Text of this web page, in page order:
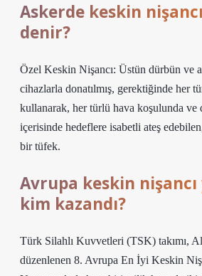
Askerde keskin
denir?
Özel Keskin Nişancı: Üstün dürbün ve
cihazlarla donatılmış, gerektiğinde her
kullanarak, her türlü hava koşulunda ve
içerisinde hedeflere isabetli ateş
bir tüfek.
Avrupa keskin nişancı
kim kazandı?
Türk Silahlı Kuvvetleri (TSK) takımı,
düzenlenen 8. Avrupa En İyi Keskin